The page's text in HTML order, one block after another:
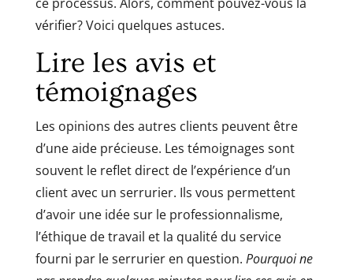
vérifier? Voici quelques astuces.
Lire les avis et
témoignages
Les opinions des autres clients peuvent être
d’une aide précieuse. Les témoignages sont
souvent le reflet direct de l’expérience d’un
client avec un serrurier. Ils vous permettent
d’avoir une idée sur le professionnalisme,
l’éthique de travail et la qualité du service
fourni par le serrurier en question. Pourquoi ne